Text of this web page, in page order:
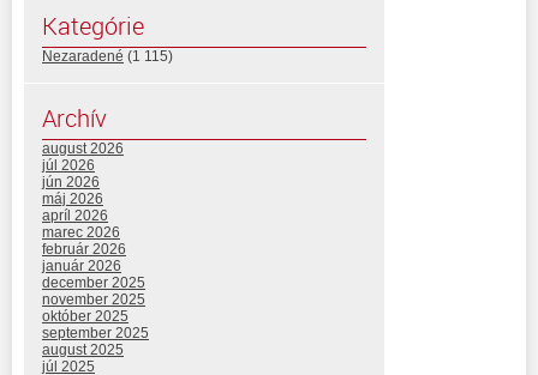
Kategórie
Nezaradené (1 115)
Archív
august 2026
júl 2026
jún 2026
máj 2026
apríl 2026
marec 2026
február 2026
január 2026
december 2025
november 2025
október 2025
september 2025
august 2025
júl 2025